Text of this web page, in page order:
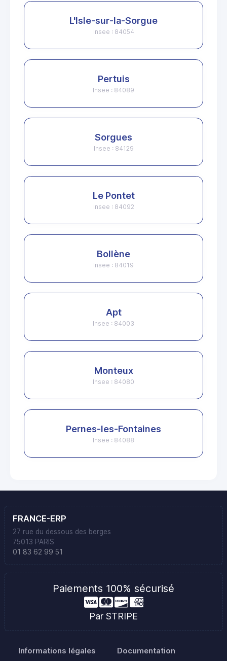
L'Isle-sur-la-Sorgue
Insee : 84054
Pertuis
Insee : 84089
Sorgues
Insee : 84129
Le Pontet
Insee : 84092
Bollène
Insee : 84019
Apt
Insee : 84003
Monteux
Insee : 84080
Pernes-les-Fontaines
Insee : 84088
FRANCE-ERP
27 rue du dessous des berges
75013 PARIS
01 83 62 99 51
Paiements 100% sécurisé
Par STRIPE
Informations légales Documentation